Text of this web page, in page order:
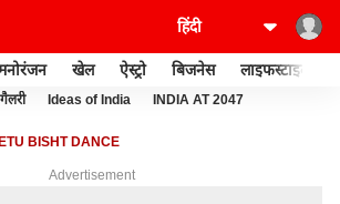
खेल ऐस्ट्रो बिजनेस लाइफस्टाइल
Ideas of India INDIA AT 2047
BISHT DANCE
Advertisement